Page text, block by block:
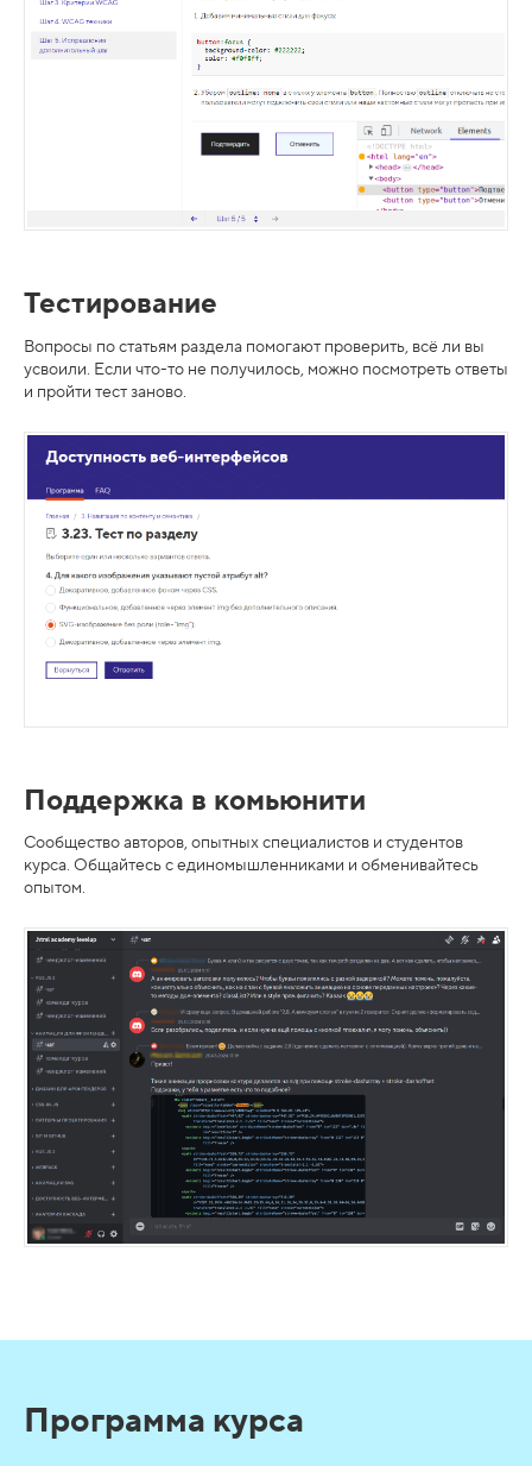
Тестирование
Вопросы по статьям раздела помогают проверить, всё ли вы
усвоили. Если что-то не получилось, можно посмотреть ответы
и пройти тест заново.
Поддержка в комьюнити
Cообщество авторов, опытных специалистов и студентов
курса. Общайтесь с единомышленниками и обменивайтесь
опытом.
Программа курса